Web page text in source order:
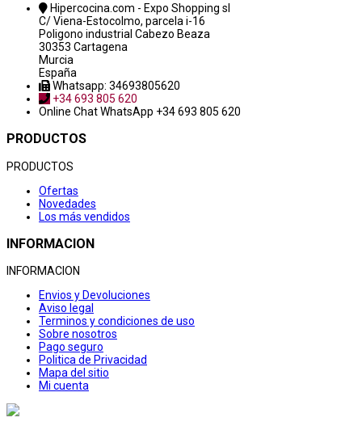
Hipercocina.com - Expo Shopping sl
C/ Viena-Estocolmo, parcela i-16
Poligono industrial Cabezo Beaza
30353 Cartagena
Murcia
España
Whatsapp: 34693805620
+34 693 805 620
Online ChatWhatsApp +34 693 805 620
PRODUCTOS
PRODUCTOS
Ofertas
Novedades
Los más vendidos
INFORMACION
INFORMACION
Envios y Devoluciones
Aviso legal
Terminos y condiciones de uso
Sobre nosotros
Pago seguro
Politica de Privacidad
Mapa del sitio
Mi cuenta